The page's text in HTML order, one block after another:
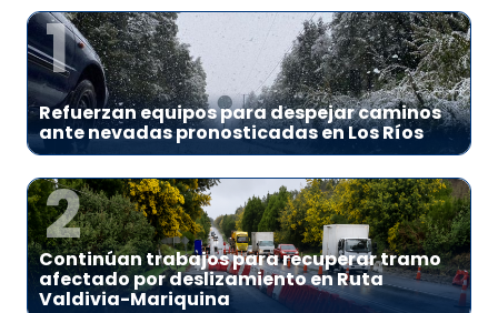
1
Refuerzan equipos para despejar caminos
ante nevadas pronosticadas en Los Ríos
2
Continúan trabajos para recuperar tramo
afectado por deslizamiento en Ruta
Valdivia-Mariquina